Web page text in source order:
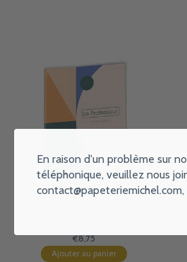
€8,75
Ajouter au panier
En raison d'un problème sur
téléphonique, veuillez nous
contact@papeteriemichel.com